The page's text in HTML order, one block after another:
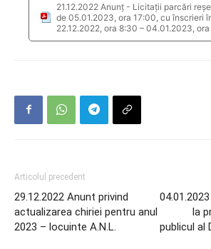
21.12.2022 Anunț - Licitații parcări
de 05.01.2023, ora 17:00, cu înscrieri
22.12.2022, ora 8:30 – 04.01.2023,
Articolul precedent
29.12.2022 Anunt privind
actualizarea chiriei pentru anul
2023 – locuinte A.N.L.
la
publicul al